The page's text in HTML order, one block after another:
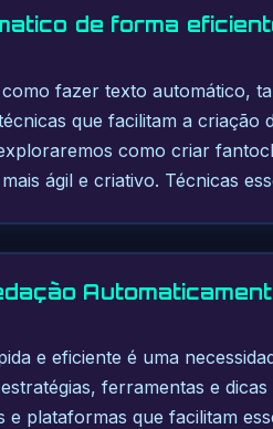
de forma
fazer texto automático,
que facilitam a criação
como criar
ágil e criativo. Técnicas
e eficiente é uma
ferramentas e
e plataformas que facilitam